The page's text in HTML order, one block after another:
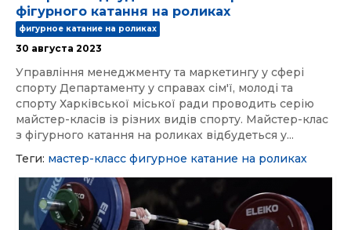
фігурного катання на роликах
фигурное катание на роликах
30 августа 2023
Управління менеджменту та маркетингу у сфері
спорту Департаменту у справах сім'ї, молоді та
спорту Харківської міської ради проводить серію
майстер-класів із різних видів спорту. Майстер-клас
з фігурного катання на роликах відбудеться у...
Теги: мастер-класс фигурное катание на роликах